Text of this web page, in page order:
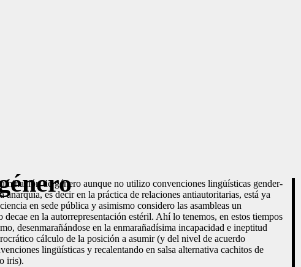
de género aunque no utilizo convenciones lingüísticas gender-
es decir en la práctica de relaciones antiautoritarias, está ya
en sede pública y asimismo considero las asambleas un
en la autorrepresentación estéril. Ahí lo tenemos, en estos tiempos
desenmarañándose en la enmarañadísima incapacidad e ineptitud
cálculo de la posición a asumir (y del nivel de acuerdo
lingüísticas y recalentando en salsa alternativa cachitos de
iris).